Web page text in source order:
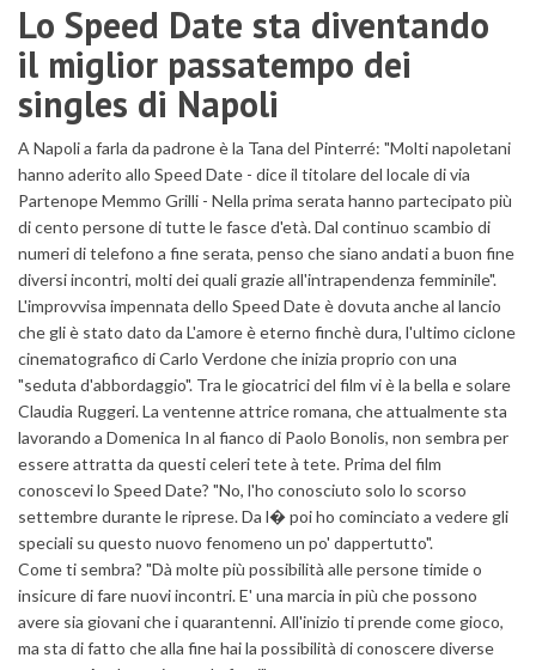
Lo Speed Date sta diventando
il miglior passatempo dei
singles di Napoli
A Napoli a farla da padrone è la Tana del Pinterré: "Molti napoletani
hanno aderito allo Speed Date - dice il titolare del locale di via
Partenope Memmo Grilli - Nella prima serata hanno partecipato più
di cento persone di tutte le fasce d'età. Dal continuo scambio di
numeri di telefono a fine serata, penso che siano andati a buon fine
diversi incontri, molti dei quali grazie all'intrapendenza femminile".
L'improvvisa impennata dello Speed Date è dovuta anche al lancio
che gli è stato dato da L'amore è eterno finchè dura, l'ultimo ciclone
cinematografico di Carlo Verdone che inizia proprio con una
"seduta d'abbordaggio". Tra le giocatrici del film vi è la bella e solare
Claudia Ruggeri. La ventenne attrice romana, che attualmente sta
lavorando a Domenica In al fianco di Paolo Bonolis, non sembra per
essere attratta da questi celeri tete à tete. Prima del film
conoscevi lo Speed Date? "No, l'ho conosciuto solo lo scorso
settembre durante le riprese. Da l� poi ho cominciato a vedere gli
speciali su questo nuovo fenomeno un po' dappertutto".
Come ti sembra? "Dà molte più possibilità alle persone timide o
insicure di fare nuovi incontri. E' una marcia in più che possono
avere sia giovani che i quarantenni. All'inizio ti prende come gioco,
ma sta di fatto che alla fine hai la possibilità di conoscere diverse